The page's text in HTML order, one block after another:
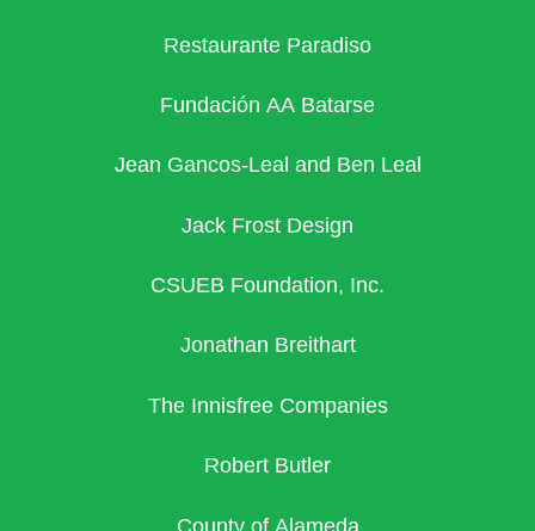
Restaurante Paradiso
Fundación AA Batarse
Jean Gancos-Leal and Ben Leal
Jack Frost Design
CSUEB Foundation, Inc.
Jonathan Breithart
The Innisfree Companies
Robert Butler
County of Alameda